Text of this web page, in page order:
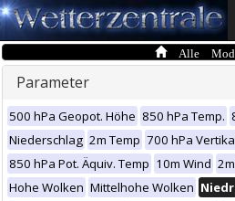
Alle
Parameter
500 hPa Geopot. Höhe 850 hPa Temp.
Niederschlag 2m Temp 700 hPa
850 hPa Pot. Äquiv. Temp 10m Wind
Hohe Wolken Mittelhohe Wolken